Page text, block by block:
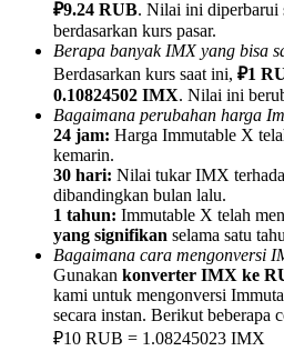
Undang teman untuk
BTC Welcome Rewards
BTC Welcome Rewards
₽9.24 RUB. Nilai ini diperbarui
berdasarkan kurs pasar.
Berapa banyak IMX yang bisa
Berdasarkan kurs saat ini, ₽1
0.10824502 IMX. Nilai ini
Bagaimana perubahan harga
24 jam: Harga Immutable X
kemarin.
30 hari: Nilai tukar IMX
dibandingkan bulan lalu.
1 tahun: Immutable X telah
yang signifikan selama satu
Bagaimana cara mengonversi
Gunakan konverter IMX ke
kami untuk mengonversi
secara instan. Berikut beberapa
₽10 RUB = 1.08245023 IMX